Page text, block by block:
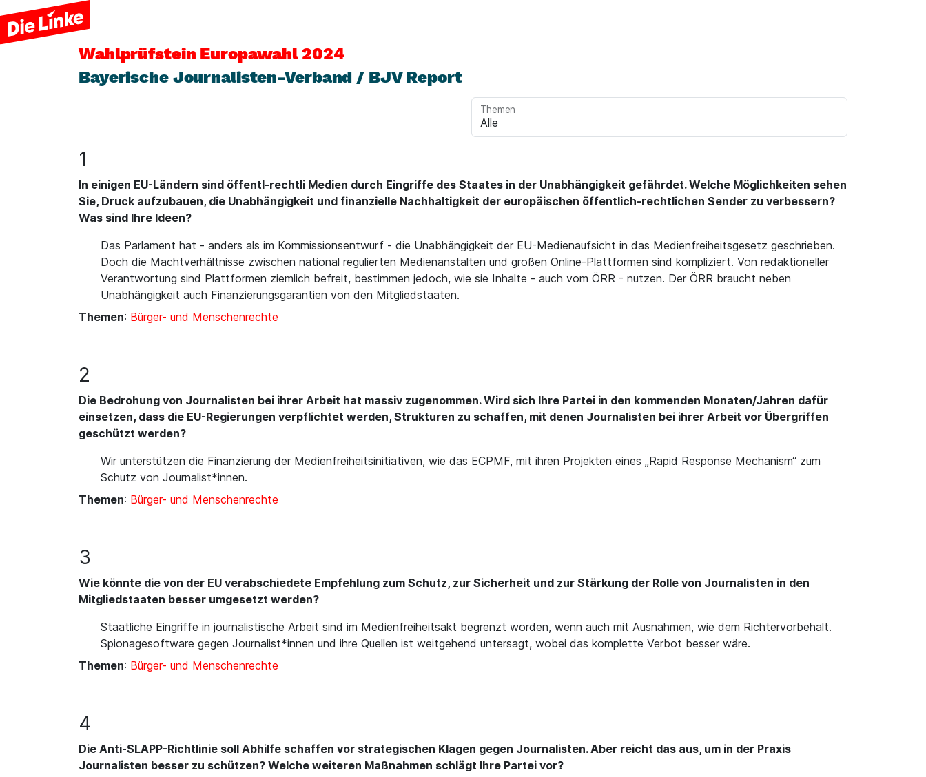
Wahlprüfstein Europawahl 2024
Bayerische Journalisten-Verband / BJV Report
Themen
1
In einigen EU-Ländern sind öffentl-rechtli Medien durch Eingriffe des Staates in der Unabhängigkeit gefährdet. Welche Möglichkeiten sehen
Sie, Druck aufzubauen, die Unabhängigkeit und finanzielle Nachhaltigkeit der europäischen öffentlich-rechtlichen Sender zu verbessern?
Was sind Ihre Ideen?
Das Parlament hat - anders als im Kommissionsentwurf - die Unabhängigkeit der EU-Medienaufsicht in das Medienfreiheitsgesetz geschrieben.
Doch die Machtverhältnisse zwischen national regulierten Medienanstalten und großen Online-Plattformen sind kompliziert. Von redaktioneller
Verantwortung sind Plattformen ziemlich befreit, bestimmen jedoch, wie sie Inhalte - auch vom ÖRR - nutzen. Der ÖRR braucht neben
Unabhängigkeit auch Finanzierungsgarantien von den Mitgliedstaaten.
Themen: Bürger- und Menschenrechte
2
Die Bedrohung von Journalisten bei ihrer Arbeit hat massiv zugenommen. Wird sich Ihre Partei in den kommenden Monaten/Jahren dafür
einsetzen, dass die EU-Regierungen verpflichtet werden, Strukturen zu schaffen, mit denen Journalisten bei ihrer Arbeit vor Übergriffen
geschützt werden?
Wir unterstützen die Finanzierung der Medienfreiheitsinitiativen, wie das ECPMF, mit ihren Projekten eines „Rapid Response Mechanism“ zum
Schutz von Journalist*innen.
Themen: Bürger- und Menschenrechte
3
Wie könnte die von der EU verabschiedete Empfehlung zum Schutz, zur Sicherheit und zur Stärkung der Rolle von Journalisten in den
Mitgliedstaaten besser umgesetzt werden?
Staatliche Eingriffe in journalistische Arbeit sind im Medienfreiheitsakt begrenzt worden, wenn auch mit Ausnahmen, wie dem Richtervorbehalt.
Spionagesoftware gegen Journalist*innen und ihre Quellen ist weitgehend untersagt, wobei das komplette Verbot besser wäre.
Themen: Bürger- und Menschenrechte
4
Die Anti-SLAPP-Richtlinie soll Abhilfe schaffen vor strategischen Klagen gegen Journalisten. Aber reicht das aus, um in der Praxis
Journalisten besser zu schützen? Welche weiteren Maßnahmen schlägt Ihre Partei vor?